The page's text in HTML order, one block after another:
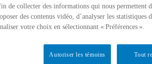
de collecter des informations qui nous permettent
des contenus vidéo, d’analyser les statistiques
votre choix en sélectionnant « Préférences ».
Tout
Autoriser les témoins